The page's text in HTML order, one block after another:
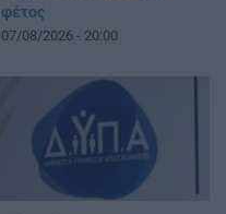
φέτος
07/08/2026 - 20:00